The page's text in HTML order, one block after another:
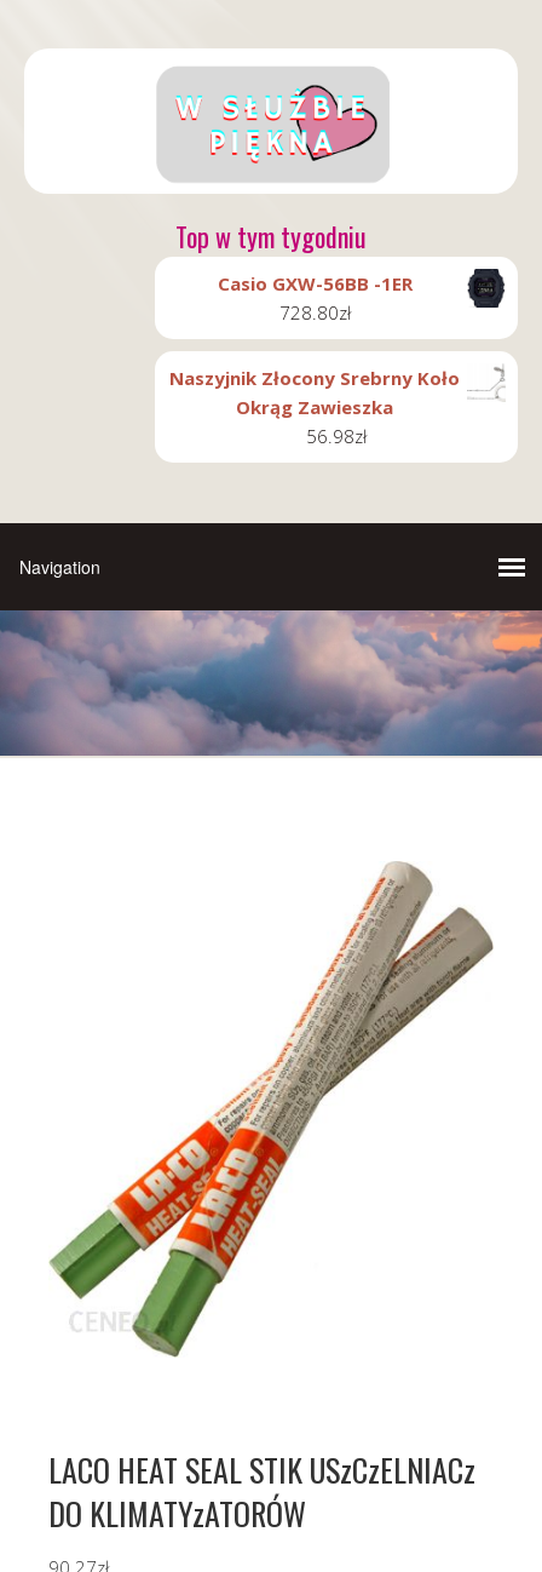
Top w tym tygodniu
Casio GXW-56BB -1ER
728.80zł
Naszyjnik Złocony Srebrny Koło
Okrąg Zawieszka
56.98zł
LACO HEAT SEAL STIK USzCzELNIACz
DO KLIMATYzATORÓW
90.27zł